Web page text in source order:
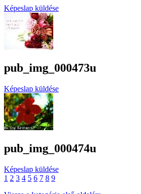
Képeslap küldése
pub_img_000473u
Képeslap küldése
pub_img_000474u
Képeslap küldése
1 2 3 4 5 6 7 8 9